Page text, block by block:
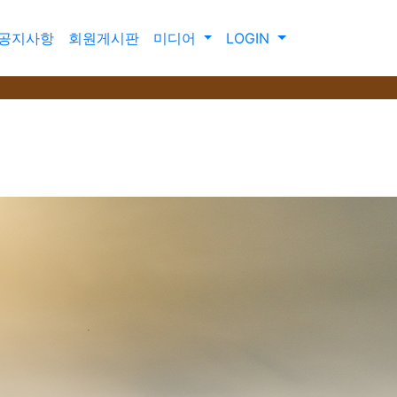
지사항 회원게시판 미디어 LOGIN